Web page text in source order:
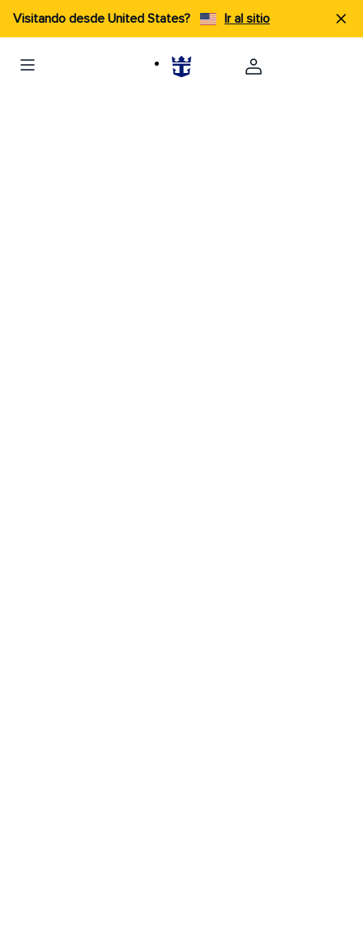
Visitando desde United States? Ir al sitio